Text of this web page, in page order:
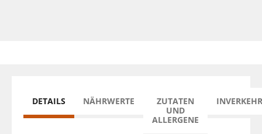
DETAILS NÄHRWERTE
ZUTATEN
UND
ALLERGENE